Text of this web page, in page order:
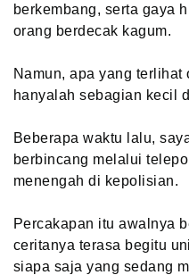
berkembang, serta gaya
orang berdecak kagum.
Namun, apa yang terlihat
hanyalah sebagian kecil
Beberapa waktu lalu,
berbincang melalui
menengah di kepolisian.
Percakapan itu awalnya
ceritanya terasa begitu
siapa saja yang sedang